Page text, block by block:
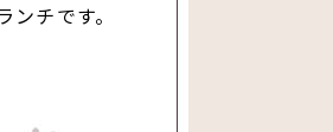
チです。